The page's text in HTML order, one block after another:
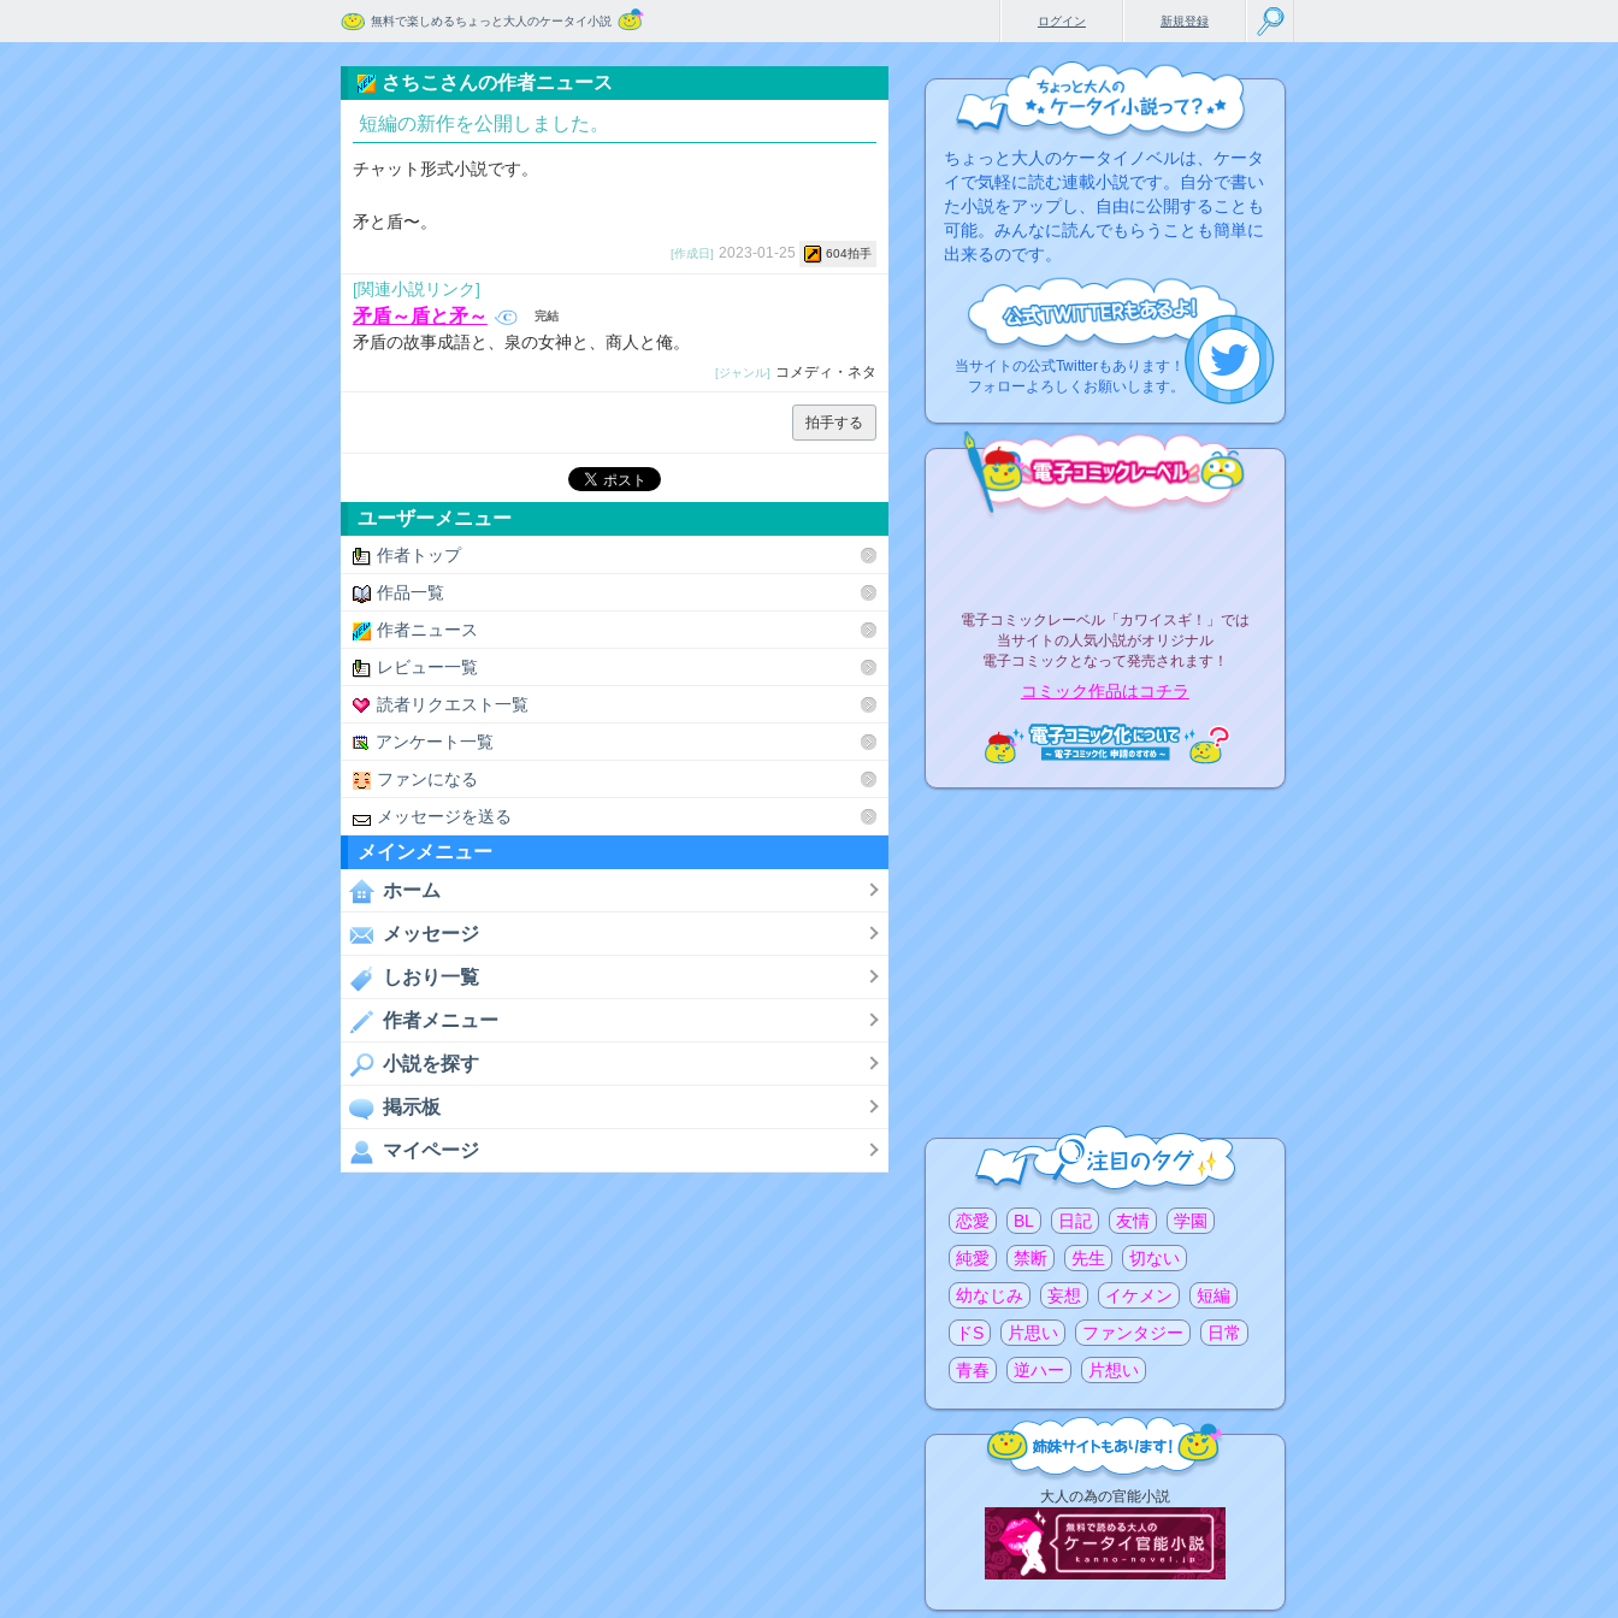
無料で楽しめるちょっと大人のケータイ小説 新規登録
ログイン
さちこさんの作者ニュース
短編の新作を公開しました。
チャット形式小説です。
矛と盾〜。
[作成日] 2023-01-25 604拍手
[関連小説リンク]
矛盾～盾と矛～ 完結
矛盾の故事成語と、泉の女神と、商人と俺。
[ジャンル] コメディ・ネタ
拍手する
ユーザーメニュー
作者トップ
作品一覧
作者ニュース
レビュー一覧
読者リクエスト一覧
アンケート一覧
ファンになる
メッセージを送る
メインメニュー
ホーム
メッセージ
しおり一覧
作者メニュー
小説を探す
掲示板
マイページ
ちょっと大人のケータイノベルは、ケータ
イで気軽に読む連載小説です。自分で書い
た小説をアップし、自由に公開することも
可能。みんなに読んでもらうことも簡単に
出来るのです。
当サイトの公式Twitterもあります！
フォローよろしくお願いします。
電子コミックレーベル「カワイスギ！」では
当サイトの人気小説がオリジナル
電子コミックとなって発売されます！
コミック作品はコチラ
注目のタグ
恋愛 BL 日記 友情
学園
純愛
禁断 先生
切ない
幼なじみ
妄想 イケメン
短編
ドS
片思い ファンタジー
日常
青春
逆ハー 片想い
大人の為の官能小説